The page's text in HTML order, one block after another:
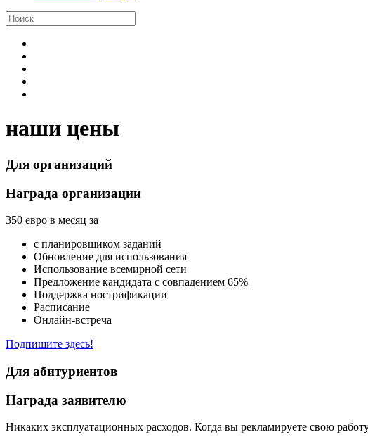
наши цены
Для организаций
Награда организации
350 евро в месяц за
с планировщиком заданий
Обновление для использования
Использование всемирной сети
Предложение кандидата с совпадением 65%
Поддержка нострификации
Расписание
Онлайн-встреча
Подпишите здесь!
Для абитуриентов
Награда заявителю
Никаких эксплуатационных расходов. Когда вы рекламируете свою